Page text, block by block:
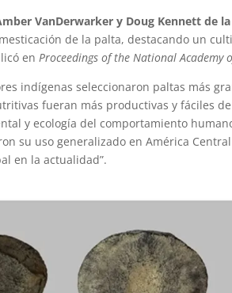
VanDerwarker y Doug Kennett de
de la palta, destacando un
en Proceedings of the National Academy
indígenas seleccionaron paltas más
fueran más productivas y fáciles
y ecología del comportamiento
su uso generalizado en América
en la actualidad”.